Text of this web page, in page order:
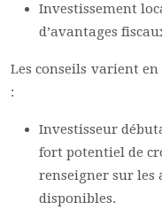
Investissement
d’avantages
Les conseils varient
:
Investisseur
fort potentiel de
renseigner sur les
disponibles.